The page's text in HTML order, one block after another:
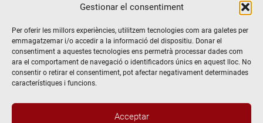
Gestionar el consentiment
Per oferir les millors experiències, utilitzem tecnologies com ara galetes per
emmagatzemar i/o accedir a la informació del dispositiu. Donar el
consentiment a aquestes tecnologies ens permetrà processar dades com
ara el comportament de navegació o identificadors únics en aquest lloc. No
consentir o retirar el consentiment, pot afectar negativament determinades
característiques i funcions.
Acceptar